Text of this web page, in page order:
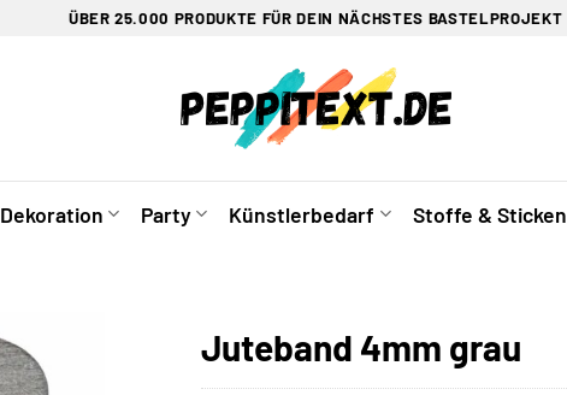
ÜBER 25.000 PRODUKTE FÜR DEIN NÄCHSTES BASTELPROJEKT
Dekoration Party Künstlerbedarf Stoffe & Sticken
Juteband 4mm grau